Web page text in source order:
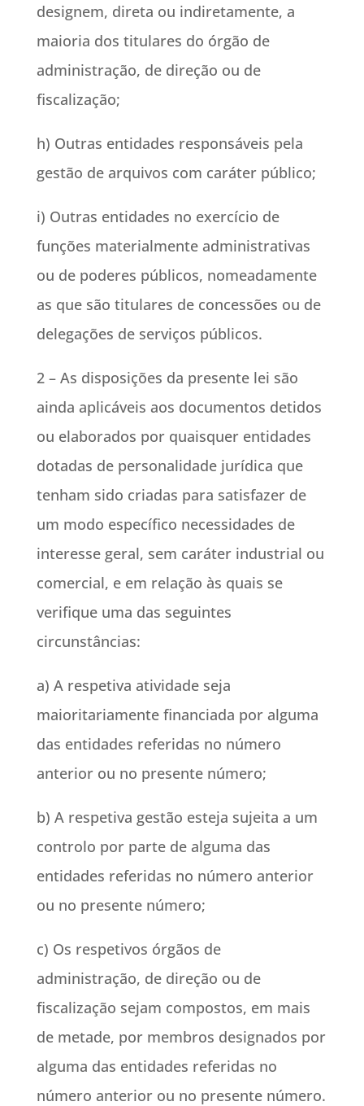
designem, direta ou indiretamente, a
maioria dos titulares do órgão de
administração, de direção ou de
fiscalização;
h) Outras entidades responsáveis pela
gestão de arquivos com caráter público;
i) Outras entidades no exercício de
funções materialmente administrativas
ou de poderes públicos, nomeadamente
as que são titulares de concessões ou de
delegações de serviços públicos.
2 – As disposições da presente lei são
ainda aplicáveis aos documentos detidos
ou elaborados por quaisquer entidades
dotadas de personalidade jurídica que
tenham sido criadas para satisfazer de
um modo específico necessidades de
interesse geral, sem caráter industrial ou
comercial, e em relação às quais se
verifique uma das seguintes
circunstâncias:
a) A respetiva atividade seja
maioritariamente financiada por alguma
das entidades referidas no número
anterior ou no presente número;
b) A respetiva gestão esteja sujeita a um
controlo por parte de alguma das
entidades referidas no número anterior
ou no presente número;
c) Os respetivos órgãos de
administração, de direção ou de
fiscalização sejam compostos, em mais
de metade, por membros designados por
alguma das entidades referidas no
número anterior ou no presente número.